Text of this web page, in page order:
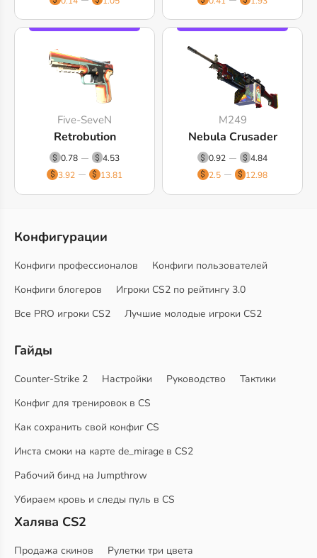
Five-SeveN
Retrobution
0.78
4.53
3.92
13.81
M249
Nebula Crusader
0.92
4.84
2.5
12.98
Конфигурации
Конфиги профессионалов
Конфиги пользователей
Конфиги блогеров
Игроки CS2 по рейтингу 3.0
Все PRO игроки CS2
Лучшие молодые игроки CS2
Гайды
Counter-Strike 2 Настройки Руководство
Тактики
Конфиг для тренировок в CS
Как сохранить свой конфиг CS
Инста смоки на карте de_mirage в CS2
Рабочий бинд на Jumpthrow
Убираем кровь и следы пуль в CS
Халява CS2
Продажа скинов
Рулетки три цвета